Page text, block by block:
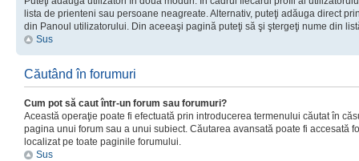
lista de prienteni sau persoane neagreate. Alternativ, puteţi adăuga direct
din Panoul utilizatorului. Din aceeaşi pagină puteţi să şi ştergeţi nume din
Sus
Căutând în forumuri
Cum pot să caut într-un forum sau forumuri?
Această operaţie poate fi efectuată prin introducerea termenului căutat în
pagina unui forum sau a unui subiect. Căutarea avansată poate fi accesată
localizat pe toate paginile forumului.
Sus